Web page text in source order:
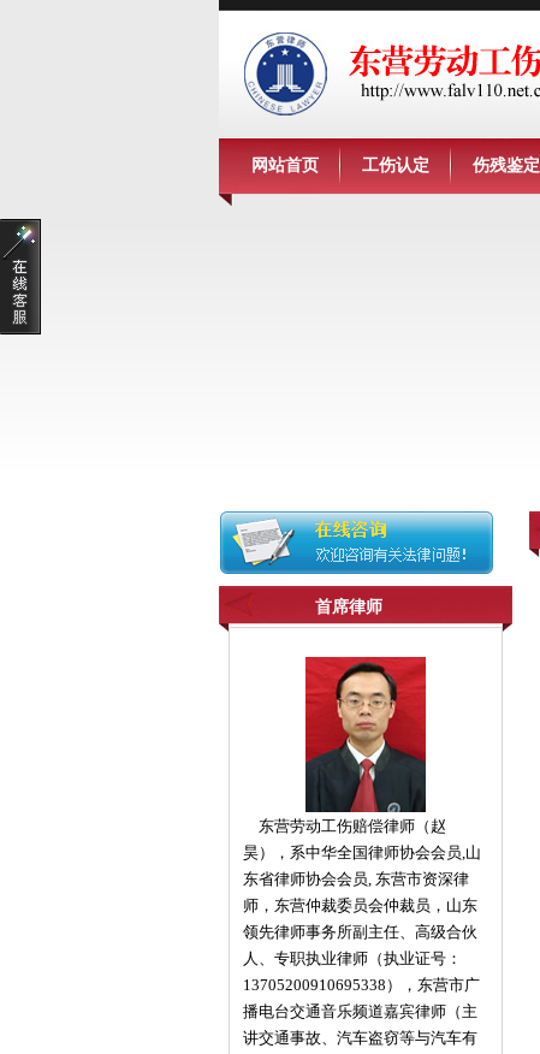
网站首页 工伤认定 伤残鉴定
首席律师
东营劳动工伤赔偿律师（赵
昊），系中华全国律师协会会员,山
东省律师协会会员, 东营市资深律
师，东营仲裁委员会仲裁员，山东
领先律师事务所副主任、高级合伙
人、专职执业律师（执业证号：
13705200910695338），东营市广
播电台交通音乐频道嘉宾律师（主
讲交通事故、汽车盗窃等与汽车有